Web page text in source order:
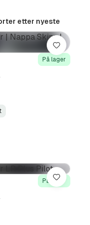
etter nyeste
På lager
Lagre
På lager
Lagre